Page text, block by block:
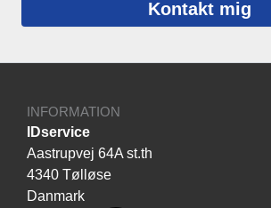
Kontakt mig
INFORMATION
IDservice
Aastrupvej 64A st.th
4340 Tølløse
Danmark